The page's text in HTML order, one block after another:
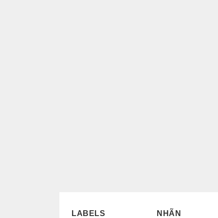
LABELS NHÃN